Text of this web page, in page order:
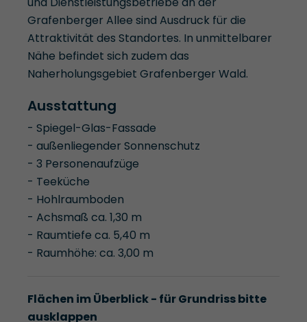
Grafenberger Allee sind Ausdruck für die
Attraktivität des Standortes. In unmittelbarer
Nähe befindet sich zudem das
Naherholungsgebiet Grafenberger Wald.
Ausstattung
- Spiegel-Glas-Fassade
- außenliegender Sonnenschutz
- 3 Personenaufzüge
- Teeküche
- Hohlraumboden
- Achsmaß ca. 1,30 m
- Raumtiefe ca. 5,40 m
- Raumhöhe: ca. 3,00 m
Flächen im Überblick - für Grundriss bitte
ausklappen